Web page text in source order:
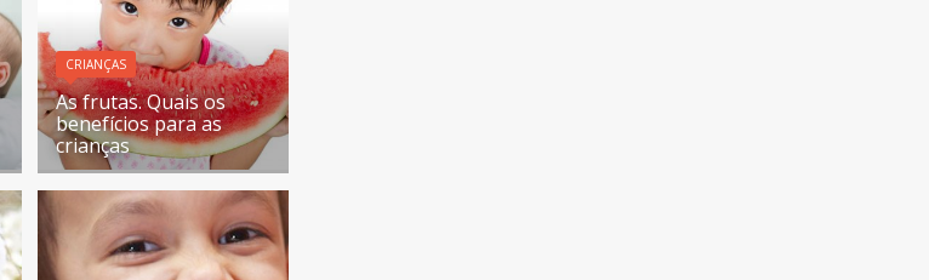
CRIANÇAS
As frutas. Quais os
benefícios para as
crianças